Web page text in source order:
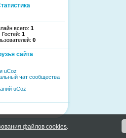
всего: 1
Гостей: 1
0
сайта
uCoz
чат сообщества
uCoz
файлов cookies